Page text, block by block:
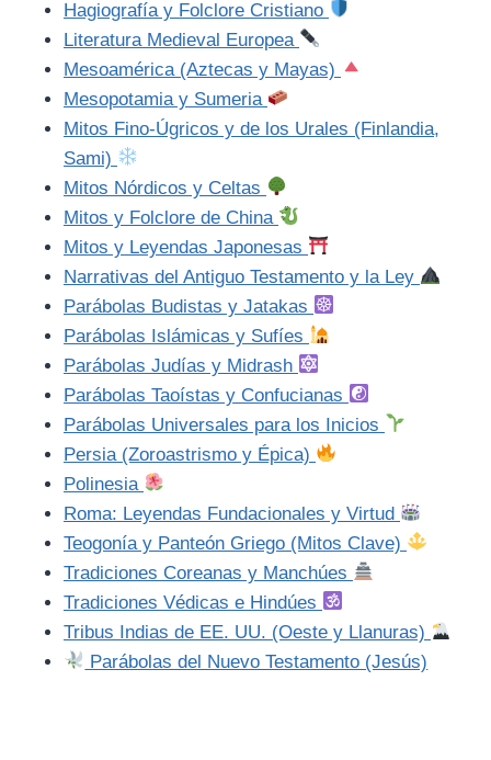
Hagiografía y Folclore Cristiano
Literatura Medieval Europea
Mesoamérica (Aztecas y Mayas)
Mesopotamia y Sumeria
Mitos Fino-Úgricos y de los Urales (Finlandia,
Sami)
Mitos Nórdicos y Celtas
Mitos y Folclore de China
Mitos y Leyendas Japonesas
Narrativas del Antiguo Testamento y la Ley
Parábolas Budistas y Jatakas
Parábolas Islámicas y Sufíes
Parábolas Judías y Midrash
Parábolas Taoístas y Confucianas
Parábolas Universales para los Inicios
Persia (Zoroastrismo y Épica)
Polinesia
Roma: Leyendas Fundacionales y Virtud
Teogonía y Panteón Griego (Mitos Clave)
Tradiciones Coreanas y Manchúes
Tradiciones Védicas e Hindúes
Tribus Indias de EE. UU. (Oeste y Llanuras)
Parábolas del Nuevo Testamento (Jesús)